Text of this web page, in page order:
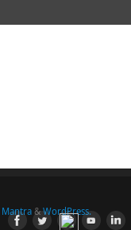
Mantra&WordPress.